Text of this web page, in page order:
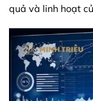
quả và linh hoạt